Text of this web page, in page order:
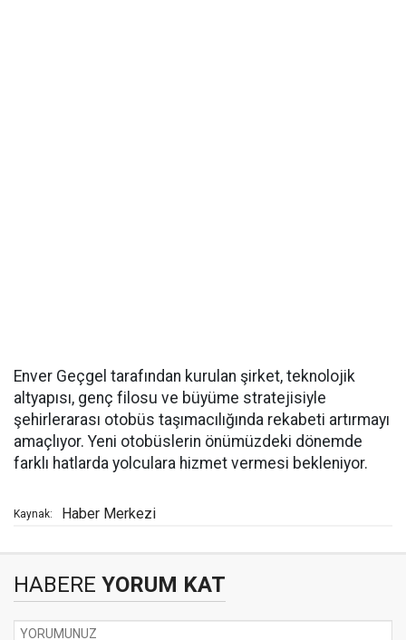
Enver Geçgel tarafından kurulan şirket, teknolojik
altyapısı, genç filosu ve büyüme stratejisiyle
şehirlerarası otobüs taşımacılığında rekabeti artırmayı
amaçlıyor. Yeni otobüslerin önümüzdeki dönemde
farklı hatlarda yolculara hizmet vermesi bekleniyor.
Kaynak: Haber Merkezi
HABERE YORUM KAT